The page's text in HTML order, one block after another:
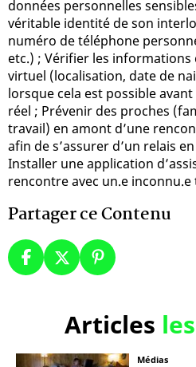
données personnelles
véritable identité de son
numéro de téléphone
etc.) ; Vérifier les
virtuel (localisation, date de
lorsque cela est possible
réel ; Prévenir des proches
travail) en amont d’une
afin de s’assurer d’un relais
Installer une application
rencontre avec un.e inconnu.e
Partager ce Contenu
Articles
Médias